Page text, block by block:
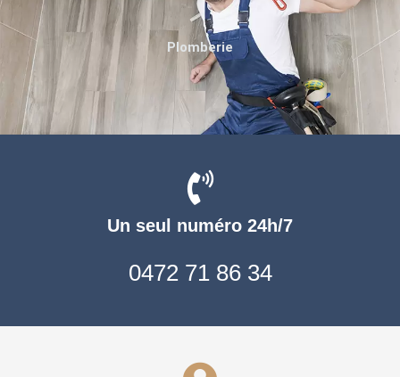
Un seul numéro 24h/7
0472 71 86 34
Plomberie